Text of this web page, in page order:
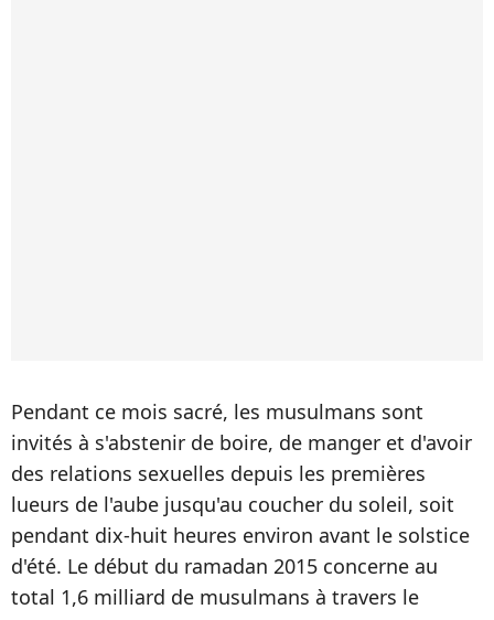
Pendant ce mois sacré, les musulmans sont
invités à s'abstenir de boire, de manger et d'avoir
des relations sexuelles depuis les premières
lueurs de l'aube jusqu'au coucher du soleil, soit
pendant dix-huit heures environ avant le solstice
d'été. Le début du ramadan 2015 concerne au
total 1,6 milliard de musulmans à travers le